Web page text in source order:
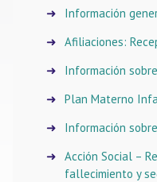
Información
Afiliaciones:
Información
Plan Materno
Información
Acción Social –
fallecimiento y